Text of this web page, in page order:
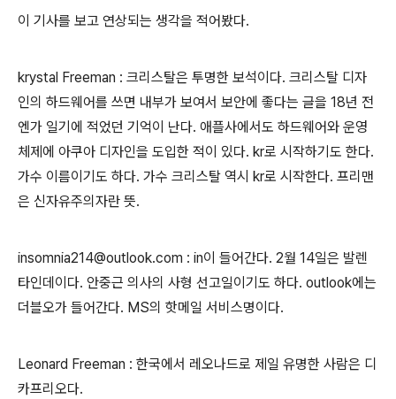
이 기사를 보고 연상되는 생각을 적어봤다.
krystal Freeman : 크리스탈은 투명한 보석이다. 크리스탈 디자
인의 하드웨어를 쓰면 내부가 보여서 보안에 좋다는 글을 18년 전
엔가 일기에 적었던 기억이 난다. 애플사에서도 하드웨어와 운영
체제에 아쿠아 디자인을 도입한 적이 있다. kr로 시작하기도 한다.
가수 이름이기도 하다. 가수 크리스탈 역시 kr로 시작한다. 프리맨
은 신자유주의자란 뜻.
insomnia214@outlook.com : in이 들어간다. 2월 14일은 발렌
타인데이다. 안중근 의사의 사형 선고일이기도 하다. outlook에는
더블오가 들어간다. MS의 핫메일 서비스명이다.
Leonard Freeman : 한국에서 레오나드로 제일 유명한 사람은 디
카프리오다.